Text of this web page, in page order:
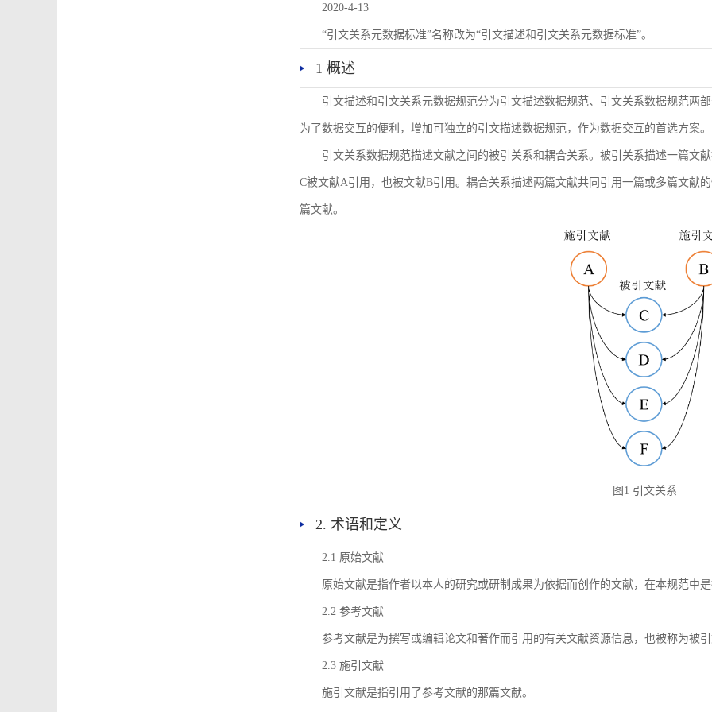
2020-4-13
“引文关系元数据标准”名称改为“引文描述和引文关系元数据标准”。
1 概述
引文描述和引文关系元数据规范分为引文描述数据规范、引文关系数据规范两
为了数据交互的便利，增加可独立的引文描述数据规范，作为数据交互的首选方案。
引文关系数据规范描述文献之间的被引关系和耦合关系。被引关系描述一篇文
C被文献A引用，也被文献B引用。耦合关系描述两篇文献共同引用一篇或多篇文献
篇文献。
图1 引文关系
2. 术语和定义
2.1 原始文献
原始文献是指作者以本人的研究或研制成果为依据而创作的文献，在本规范中
2.2 参考文献
参考文献是为撰写或编辑论文和著作而引用的有关文献资源信息，也被称为被
2.3 施引文献
施引文献是指引用了参考文献的那篇文献。